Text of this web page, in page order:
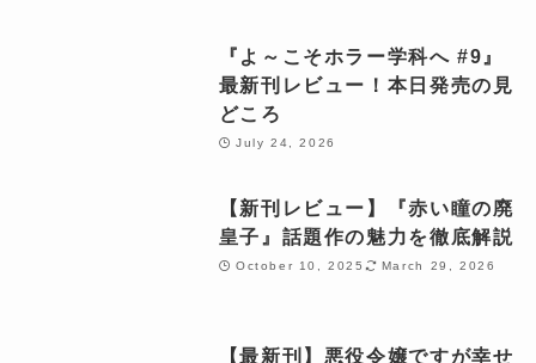
『よ～こそホラー学科へ #9』
最新刊レビュー！本日発売の見
どころ
July 24, 2026
【新刊レビュー】『赤い瞳の廃
皇子』話題作の魅力を徹底解説
October 10, 2025 March 29, 2026
【最新刊】悪役令嬢ですが幸せ